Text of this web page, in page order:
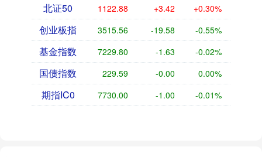
北证50 1122.88 +3.42 +0.30%
创业板指 3515.56 -19.58 -0.55%
基金指数 7229.80 -1.63 -0.02%
国债指数 229.59 -0.00 0.00%
期指IC0 7730.00 -1.00 -0.01%